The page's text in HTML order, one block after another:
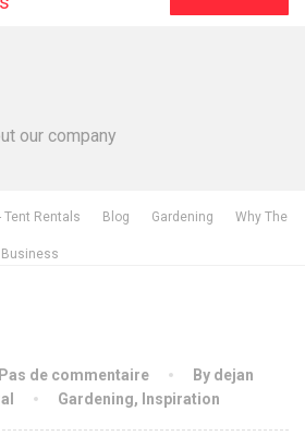
our company
Tent Rentals Blog Gardening Why The
Business
Pas de commentaire
By dejan
Gardening, Inspiration